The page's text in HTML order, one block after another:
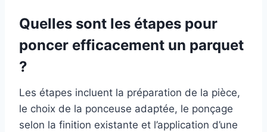
Quelles sont les étapes pour
poncer efficacement un parquet
?
Les étapes incluent la préparation de la pièce,
le choix de la ponceuse adaptée, le ponçage
selon la finition existante et l’application d’une